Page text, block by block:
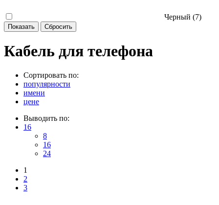
Черный (7)
Кабель для телефона
Сортировать по:
популярности
имени
цене
Выводить по:
16
8
16
24
1
2
3